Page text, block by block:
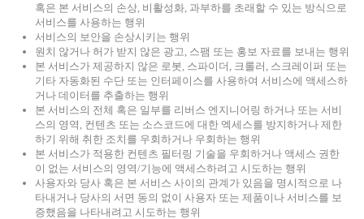
혹은 본 서비스의 손상, 비활성화, 과부하를 초래할 수 있는 방식으로
서비스를 사용하는 행위
서비스의 보안을 손상시키는 행위
원치 않거나 허가 받지 않은 광고, 스팸 또는 홍보 자료를 보내는 행위
본 서비스가 제공하지 않은 로봇, 스파이더, 크롤러, 스크레이퍼 또는
기타 자동화된 수단 또는 인터페이스를 사용하여 서비스에 액세스하
거나 데이터를 추출하는 행위
본 서비스의 전체 혹은 일부를 리버스 엔지니어링 하거나 또는 서비
스의 영역, 컨텐츠 또는 소스코드에 대한 엑세스를 방지하거나 제한
하기 위해 취한 조치를 우회하거나 우회하는 행위
본 서비스가 적용한 컨텐츠 필터링 기술을 우회하거나 액세스 권한
이 없는 서비스의 영역/기능에 액세스하려고 시도하는 행위
사용자와 당사 혹은 본 서비스 사이의 관계가 있음을 명시적으로 나
타내거나 당사의 서면 동의 없이 사용자 또는 제품이나 서비스를 보
증했음을 나타내려고 시도하는 행위